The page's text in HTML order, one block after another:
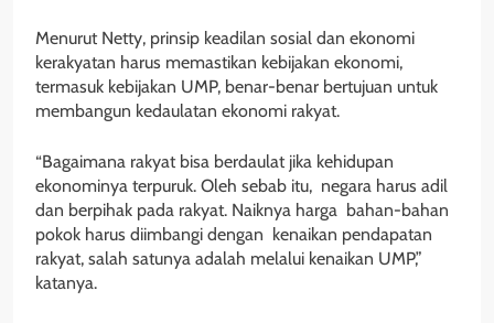
Menurut Netty, prinsip keadilan sosial dan ekonomi
kerakyatan harus memastikan kebijakan ekonomi,
termasuk kebijakan UMP, benar-benar bertujuan untuk
membangun kedaulatan ekonomi rakyat.
“Bagaimana rakyat bisa berdaulat jika kehidupan
ekonominya terpuruk. Oleh sebab itu, negara harus adil
dan berpihak pada rakyat. Naiknya harga bahan-bahan
pokok harus diimbangi dengan kenaikan pendapatan
rakyat, salah satunya adalah melalui kenaikan UMP,”
katanya.